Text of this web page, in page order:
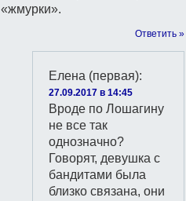
«жмурки».
Ответить »
Елена (первая):
27.09.2017 в 14:45
Вроде по Лошагину
не все так
однозначно?
Говорят, девушка с
бандитами была
близко связана, они